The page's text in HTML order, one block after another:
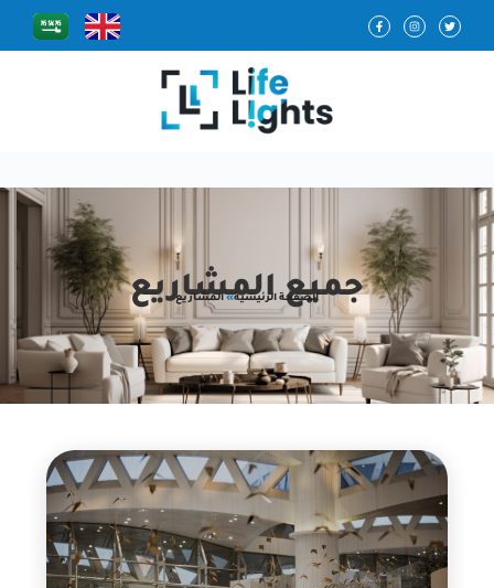
جميع المشاريع
الصفحة الرئيسية» المشاريع